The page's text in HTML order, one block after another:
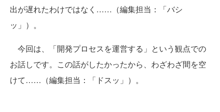
出が遅れたわけではなく……（編集担当：「バシ
ッ」）。
今回は、「開発プロセスを運営する」という観点での
お話しです。この話がしたかったから、わざわざ間を空
けて……（編集担当：「ドスッ」）。